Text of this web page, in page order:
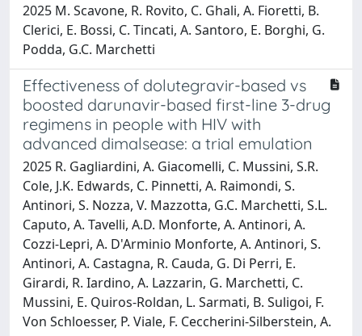
2025 M. Scavone, R. Rovito, C. Ghali, A. Fioretti, B.
Clerici, E. Bossi, C. Tincati, A. Santoro, E. Borghi, G.
Podda, G.C. Marchetti
Effectiveness of dolutegravir-based vs
boosted darunavir-based first-line 3-drug
regimens in people with HIV with
advanced dimalsease: a trial emulation
2025 R. Gagliardini, A. Giacomelli, C. Mussini, S.R.
Cole, J.K. Edwards, C. Pinnetti, A. Raimondi, S.
Antinori, S. Nozza, V. Mazzotta, G.C. Marchetti, S.L.
Caputo, A. Tavelli, A.D. Monforte, A. Antinori, A.
Cozzi-Lepri, A. D'Arminio Monforte, A. Antinori, S.
Antinori, A. Castagna, R. Cauda, G. Di Perri, E.
Girardi, R. Iardino, A. Lazzarin, G. Marchetti, C.
Mussini, E. Quiros-Roldan, L. Sarmati, B. Suligoi, F.
Von Schloesser, P. Viale, F. Ceccherini-Silberstein, A.